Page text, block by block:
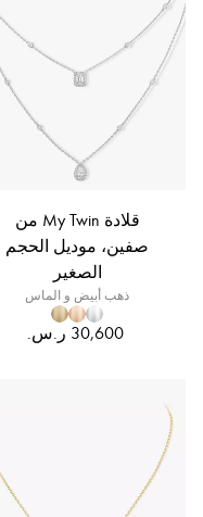
قلادة My Twin من
صفين، موديل الحجم
الصغير
ذهب أبيض و الماس
‏30,600 ر.س.‏